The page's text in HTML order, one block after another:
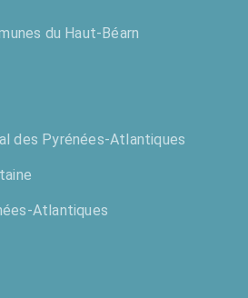
du Haut-Béarn
des Pyrénées-Atlantiques
Atlantiques